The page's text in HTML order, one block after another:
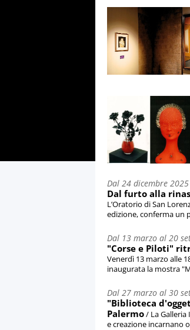
Dal 24 dicembre
Dal furto alla
L’Oratorio di San
edizione, conferma un
Dal 13 marzo al 20
"Corse e Piloti"
Venerdì 13 marzo alle
inaugurata la mostra
Dal 27 marzo al 30
"Biblioteca
Palermo/ La
e creazione incarnano